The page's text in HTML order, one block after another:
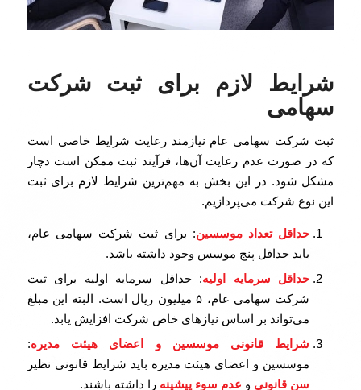
شرایط لازم برای ثبت شرکت
سهامی
ثبت شرکت سهامی عام نیازمند رعایت شرایط خاصی است
که در صورت عدم رعایت آن‌ها، فرآیند ثبت ممکن است دچار
مشکل شود. در این بخش به مهم‌ترین شرایط لازم برای ثبت
این نوع شرکت می‌پردازیم.
حداقل تعداد موسسین: برای ثبت شرکت سهامی عام،
باید حداقل پنج موسس وجود داشته باشد.
حداقل سرمایه اولیه: حداقل سرمایه اولیه برای ثبت
شرکت سهامی عام، ۵ میلیون ریال است. البته این مبلغ
می‌تواند بر اساس نیازهای خاص شرکت افزایش یابد.
شرایط قانونی موسسین و اعضای هیئت مدیره:
موسسین و اعضای هیئت مدیره باید شرایط قانونی نظیر
سن قانونی و عدم سوء پیشینه را داشته باشند.